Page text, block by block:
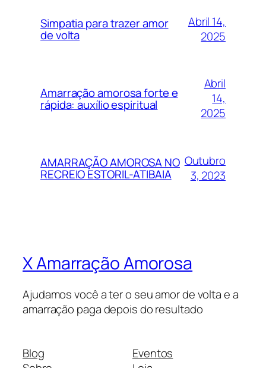
Simpatia para trazer amor
de volta
Abril 14,
2025
Amarração amorosa forte e
rápida: auxílio espiritual
Abril
14,
2025
AMARRAÇÃO AMOROSA NO
RECREIO ESTORIL-ATIBAIA
Outubro
3, 2023
X Amarração Amorosa
Ajudamos você a ter o seu amor de volta e a
amarração paga depois do resultado
Blog
Eventos